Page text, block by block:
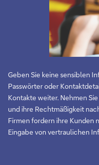
Geben Sie keine sensiblen
Passwörter oder
Kontakte weiter. Nehmen
und ihre Rechtmäßigkeit
Firmen fordern ihre Kunden
Eingabe von vertraulichen